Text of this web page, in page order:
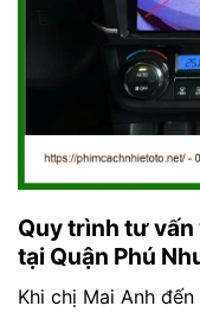
Quy trình tư vấn
tại Quận Phú
Khi chị Mai Anh